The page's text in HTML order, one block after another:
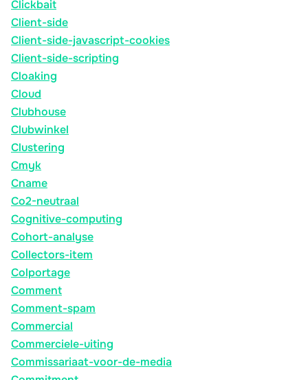
Clickbait
Client-side
Client-side-javascript-cookies
Client-side-scripting
Cloaking
Cloud
Clubhouse
Clubwinkel
Clustering
Cmyk
Cname
Co2-neutraal
Cognitive-computing
Cohort-analyse
Collectors-item
Colportage
Comment
Comment-spam
Commercial
Commerciele-uiting
Commissariaat-voor-de-media